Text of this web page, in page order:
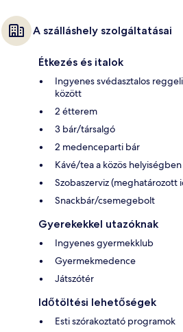
A szálláshely szolgáltatásai
Étkezés és italok
Ingyenes svédasztalos
között
2 étterem
3 bár/társalgó
2 medenceparti bár
Kávé/tea a közös helyiségben
Szobaszerviz (meghatározott
Snackbár/csemegebolt
Gyerekekkel utazóknak
Ingyenes gyermekklub
Gyermekmedence
Játszótér
Időtöltési lehetőségek
Esti szórakoztató programok